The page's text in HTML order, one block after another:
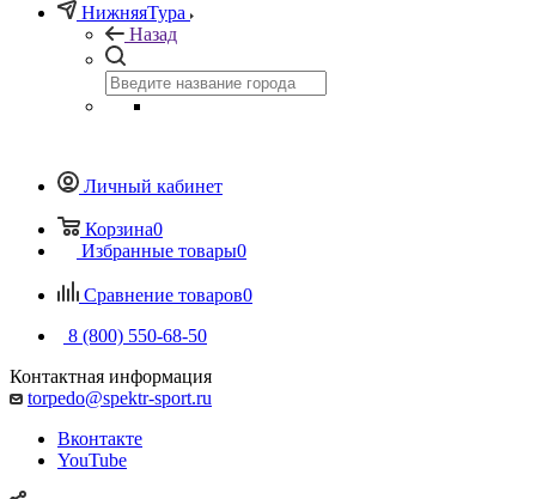
НижняяТура
Назад
Личный кабинет
Корзина0
Избранные товары0
Сравнение товаров0
8 (800) 550-68-50
Контактная информация
torpedo@spektr-sport.ru
Вконтакте
YouTube